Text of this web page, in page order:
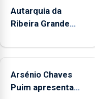
mês
de
entre
14h00
e
Autarquia da
Ribeira Grande
"Museus no Verão"
Arsénio Chaves
Puim apresenta